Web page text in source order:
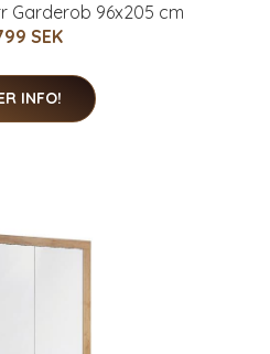
Garderob 96x205 cm
SEK
INFO!